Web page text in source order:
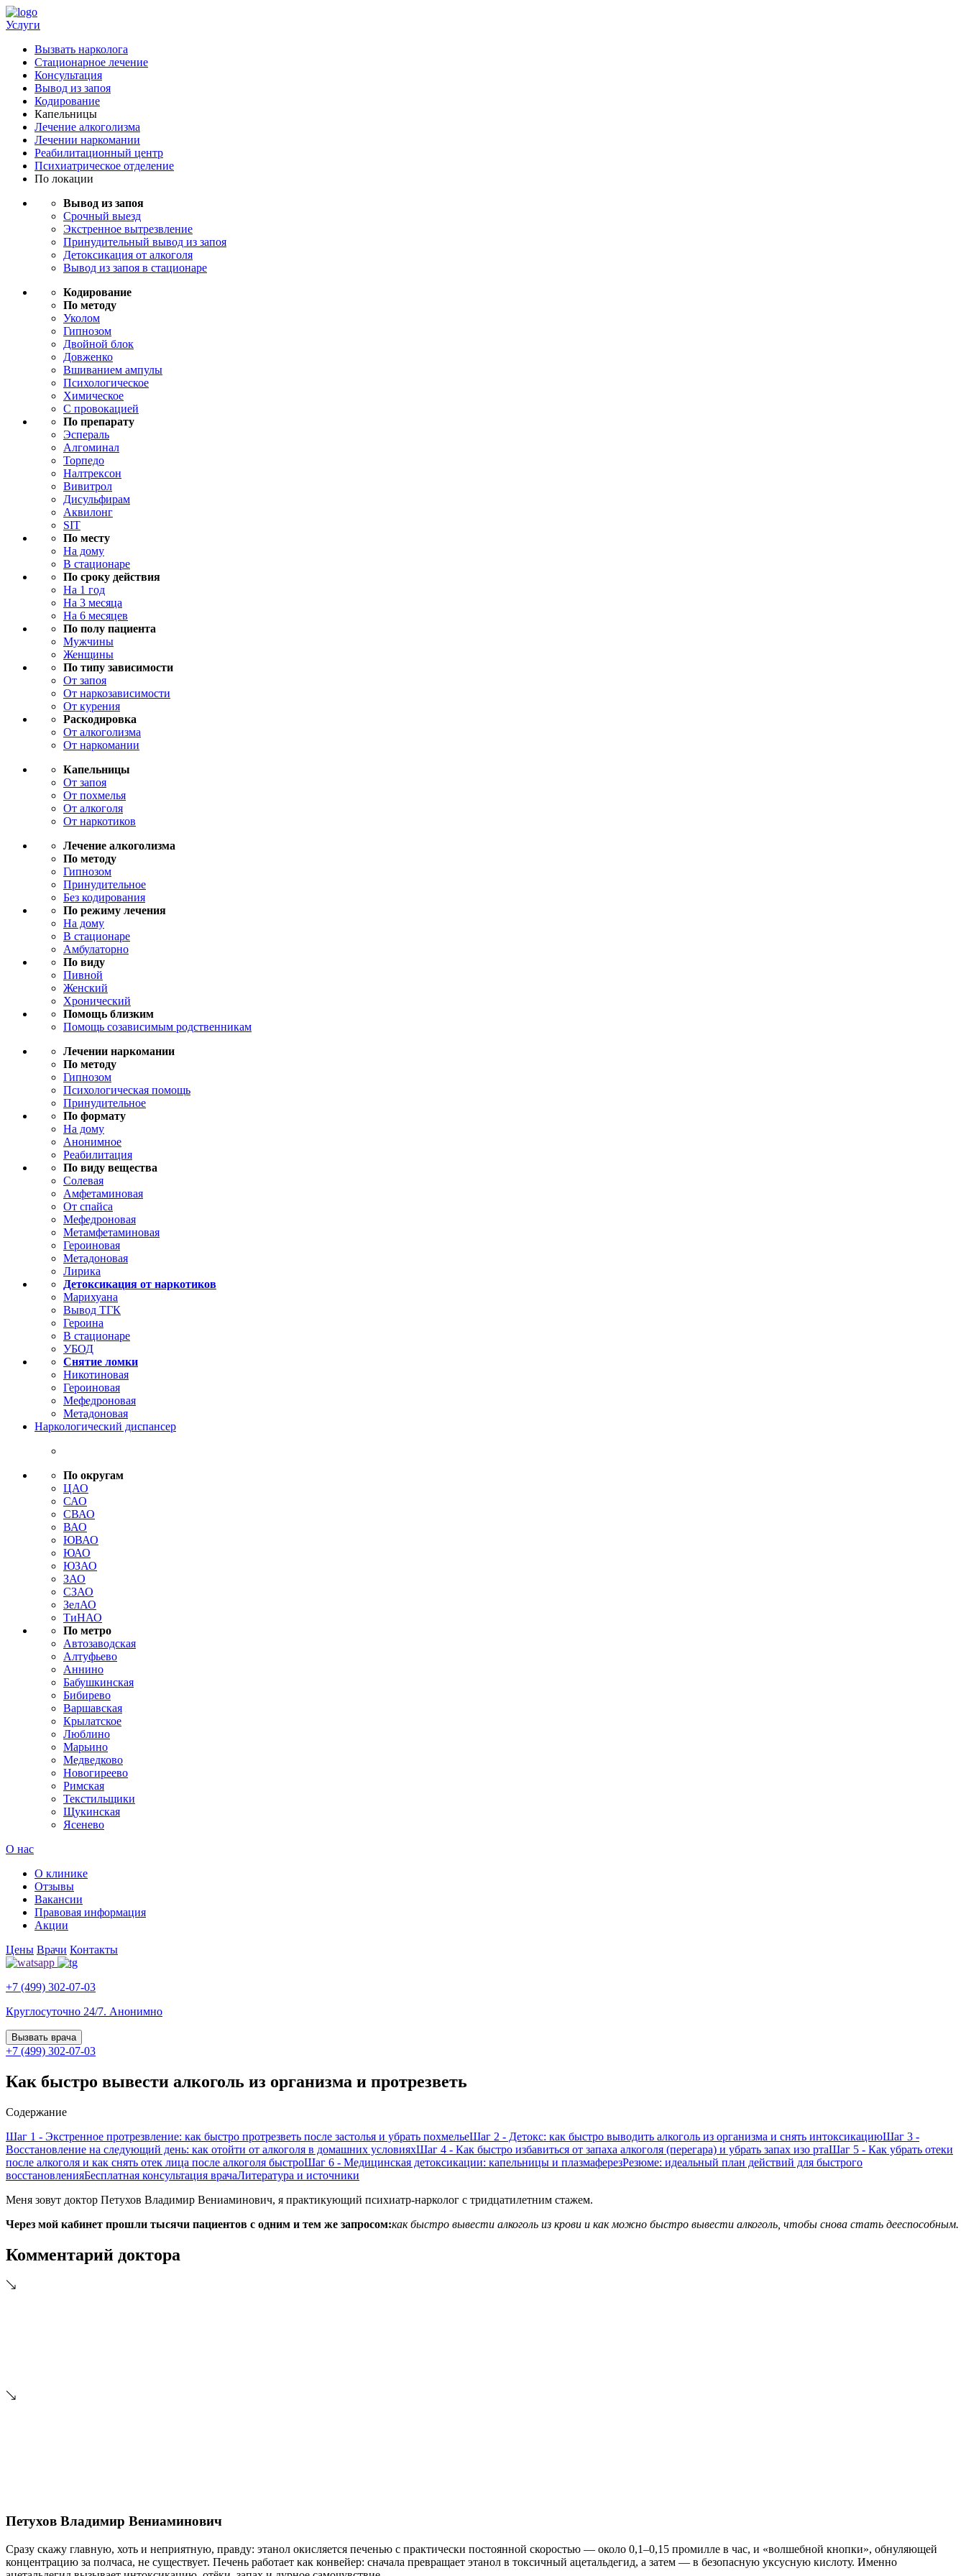
Услуги
Вызвать нарколога
Стационарное лечение
Консультация
Вывод из запоя
Кодирование
Капельницы
Лечение алкоголизма
Лечении наркомании
Реабилитационный центр
Психиатрическое отделение
По локации
Вывод из запоя
Срочный выезд
Экстренное вытрезвление
Принудительный вывод из запоя
Детоксикация от алкоголя
Вывод из запоя в стационаре
Кодирование
По методу
Уколом
Гипнозом
Двойной блок
Довженко
Вшиванием ампулы
Психологическое
Химическое
С провокацией
По препарату
Эспераль
Алгоминал
Торпедо
Налтрексон
Вивитрол
Дисульфирам
Аквилонг
SIT
По месту
На дому
В стационаре
По сроку действия
На 1 год
На 3 месяца
На 6 месяцев
По полу пациента
Мужчины
Женщины
По типу зависимости
От запоя
От наркозависимости
От курения
Раскодировка
От алкоголизма
От наркомании
Капельницы
От запоя
От похмелья
От алкоголя
От наркотиков
Лечение алкоголизма
По методу
Гипнозом
Принудительное
Без кодирования
По режиму лечения
На дому
В стационаре
Амбулаторно
По виду
Пивной
Женский
Хронический
Помощь близким
Помощь созависимым родственникам
Лечении наркомании
По методу
Гипнозом
Психологическая помощь
Принудительное
По формату
На дому
Анонимное
Реабилитация
По виду вещества
Солевая
Амфетаминовая
От спайса
Мефедроновая
Метамфетаминовая
Героиновая
Метадоновая
Лирика
Детоксикация от наркотиков
Марихуана
Вывод ТГК
Героина
В стационаре
УБОД
Снятие ломки
Никотиновая
Героиновая
Мефедроновая
Метадоновая
Наркологический диспансер
По округам
ЦАО
САО
СВАО
ВАО
ЮВАО
ЮАО
ЮЗАО
ЗАО
СЗАО
ЗелАО
ТиНАО
По метро
Автозаводская
Алтуфьево
Аннино
Бабушкинская
Бибирево
Варшавская
Крылатское
Люблино
Марьино
Медведково
Новогиреево
Римская
Текстильщики
Щукинская
Ясенево
О нас
О клинике
Отзывы
Вакансии
Правовая информация
Акции
Цены Врачи Контакты
+7 (499) 302-07-03
Круглосуточно 24/7. Анонимно
Вызвать врача
+7 (499) 302-07-03
Как быстро вывести алкоголь из организма и протрезветь
Содержание
Шаг 1 - Экстренное протрезвление: как быстро протрезветь после застолья и убрать похмельеШаг 2 - Детокс: как быстро выводить алкоголь из организма и снять интоксикациюШаг 3 -
Восстановление на следующий день: как отойти от алкоголя в домашних условияхШаг 4 - Как быстро избавиться от запаха алкоголя (перегара) и убрать запах изо ртаШаг 5 - Как убрать отеки
после алкоголя и как снять отек лица после алкоголя быстроШаг 6 - Медицинская детоксикации: капельницы и плазмаферезРезюме: идеальный план действий для быстрого
восстановленияБесплатная консультация врачаЛитература и источники
Меня зовут доктор Петухов Владимир Вениаминович, я практикующий психиатр-нарколог с тридцатилетним стажем.
Через мой кабинет прошли тысячи пациентов с одним и тем же запросом:как быстро вывести алкоголь из крови и как можно быстро вывести алкоголь, чтобы снова стать дееспособным.
Комментарий доктора
Петухов Владимир Вениаминович
Сразу скажу главную, хоть и неприятную, правду: этанол окисляется печенью с практически постоянной скоростью — около 0,1–0,15 промилле в час, и «волшебной кнопки», обнуляющей
концентрацию за полчаса, не существует. Печень работает как конвейер: сначала превращает этанол в токсичный ацетальдегид, а затем — в безопасную уксусную кислоту. Именно